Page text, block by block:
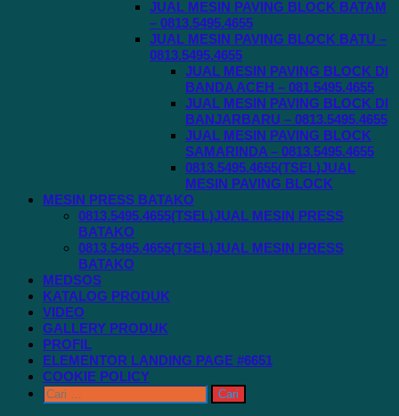
JUAL MESIN PAVING BLOCK BATAM
– 0813.5495.4655
JUAL MESIN PAVING BLOCK BATU –
0813.5495.4655
JUAL MESIN PAVING BLOCK DI
BANDA ACEH – 081.5495.4655
JUAL MESIN PAVING BLOCK DI
BANJARBARU – 0813.5495.4655
JUAL MESIN PAVING BLOCK
SAMARINDA – 0813.5495.4655
0813.5495.4655(TSEL)JUAL
MESIN PAVING BLOCK
MESIN PRESS BATAKO
0813.5495.4655(TSEL)JUAL MESIN PRESS
BATAKO
0813.5495.4655(TSEL)JUAL MESIN PRESS
BATAKO
MEDSOS
KATALOG PRODUK
VIDEO
GALLERY PRODUK
PROFIL
ELEMENTOR LANDING PAGE #6651
COOKIE POLICY
Cari
untuk: